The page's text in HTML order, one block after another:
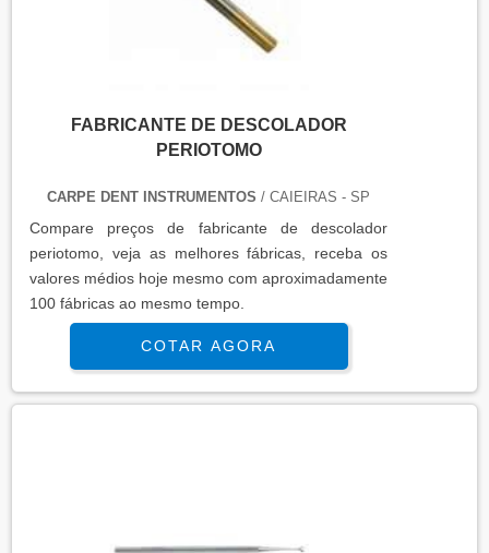
FABRICANTE DE DESCOLADOR
PERIOTOMO
CARPE DENT INSTRUMENTOS / CAIEIRAS - SP
Compare preços de fabricante de descolador
periotomo, veja as melhores fábricas, receba os
valores médios hoje mesmo com aproximadamente
100 fábricas ao mesmo tempo.
COTAR AGORA